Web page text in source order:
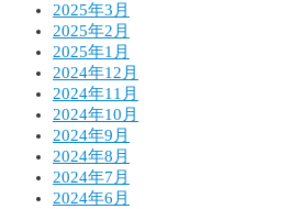
2025年3月
2025年2月
2025年1月
2024年12月
2024年11月
2024年10月
2024年9月
2024年8月
2024年7月
2024年6月